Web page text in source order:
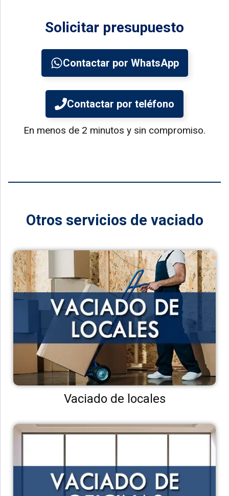
Solicitar presupuesto
Contactar por WhatsApp
Contactar por teléfono
En menos de 2 minutos y sin compromiso.
Otros servicios de vaciado
Vaciado de locales